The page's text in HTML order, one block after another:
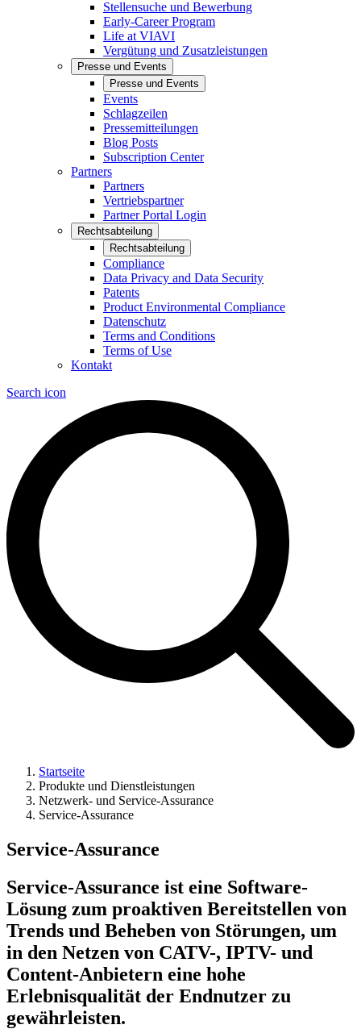
Stellensuche und Bewerbung
Early-Career Program
Life at VIAVI
Vergütung und Zusatzleistungen
Presse und Events
Presse und Events
Events
Schlagzeilen
Pressemitteilungen
Blog Posts
Subscription Center
Partners
Partners
Vertriebspartner
Partner Portal Login
Rechtsabteilung
Rechtsabteilung
Compliance
Data Privacy and Data Security
Patents
Product Environmental Compliance
Datenschutz
Terms and Conditions
Terms of Use
Kontakt
Search icon
Startseite
Produkte und Dienstleistungen
Netzwerk- und Service-Assurance
Service-Assurance
Service-Assurance
Service-Assurance ist eine Software-
Lösung zum proaktiven Bereitstellen von
Trends und Beheben von Störungen, um
in den Netzen von CATV-, IPTV- und
Content-Anbietern eine hohe
Erlebnisqualität der Endnutzer zu
gewährleisten.